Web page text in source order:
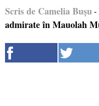
Scris de Camelia Buşu -
admirate în Mauolah